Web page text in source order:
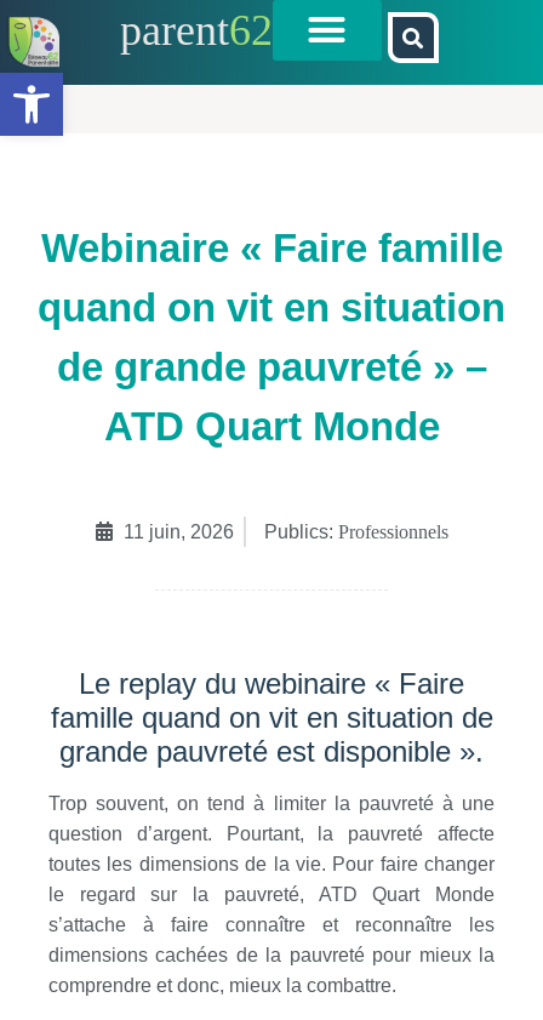
Ouvrir la barre d’outils
parent62
Webinaire « Faire famille
quand on vit en situation
de grande pauvreté » –
ATD Quart Monde
11 juin, 2026 Publics: Professionnels
Le replay du webinaire « Faire
famille quand on vit en situation de
grande pauvreté est disponible ».
Trop souvent, on tend à limiter la pauvreté à une
question d’argent. Pourtant, la pauvreté affecte
toutes les dimensions de la vie. Pour faire changer
le regard sur la pauvreté, ATD Quart Monde
s’attache à faire connaître et reconnaître les
dimensions cachées de la pauvreté pour mieux la
comprendre et donc, mieux la combattre.